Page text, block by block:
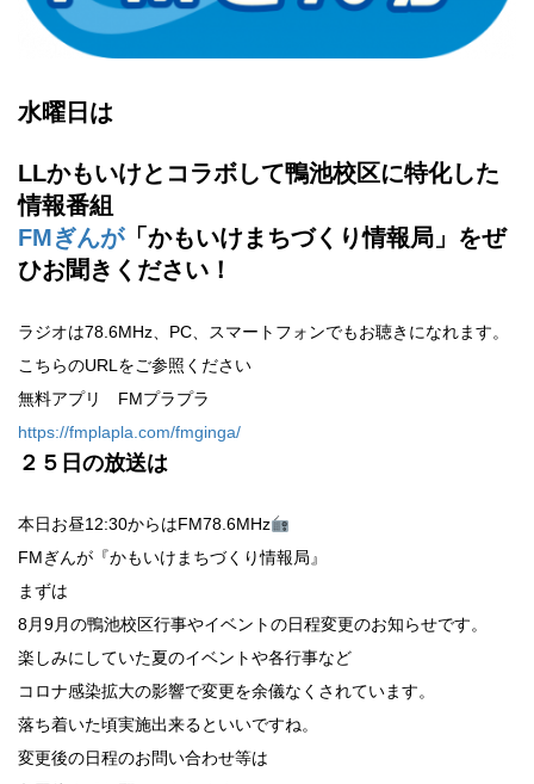
水曜日は
LLかもいけとコラボして鴨池校区に特化した
情報番組
FMぎんが「かもいけまちづくり情報局」をぜ
ひお聞きください！
ラジオは78.6MHz、PC、スマートフォンでもお聴きになれます。
こちらのURLをご参照ください
無料アプリ FMプラプラ
https://fmplapla.com/fmginga/
２５ 日の放送は
本日お昼12:30からはFM78.6MHz
FMぎんが『かもいけまちづくり情報局』
まずは
8月9月の鴨池校区行事やイベントの日程変更のお知らせです。
楽しみにしていた夏のイベントや各行事など
コロナ感染拡大の影響で変更を余儀なくされています。
落ち着いた頃実施出来るといいですね。
変更後の日程のお問い合わせ等は